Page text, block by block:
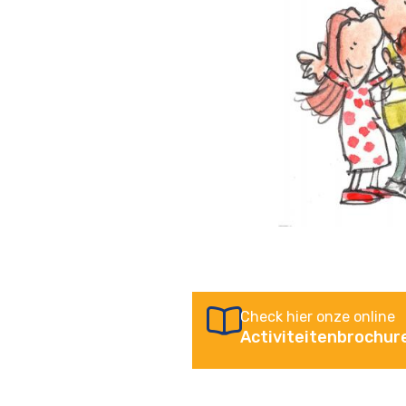
Check hier onze online